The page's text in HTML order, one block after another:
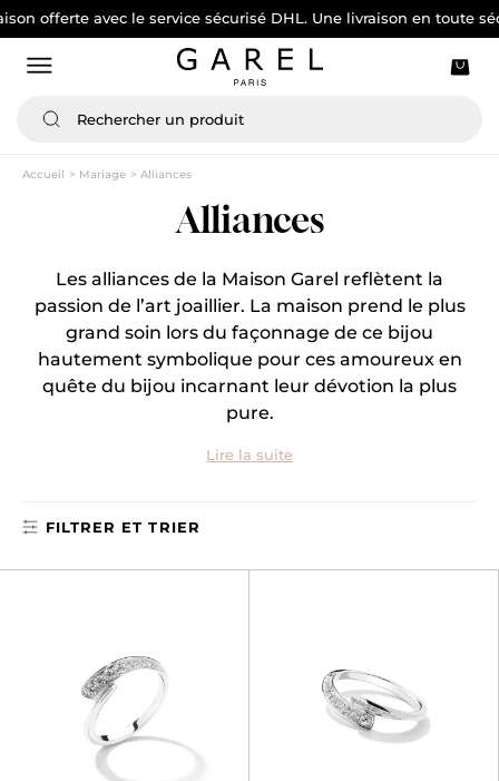
offerte avec le service sécurisé DHL. Une livraison en toute
Accueil Mariage Alliances
Alliances
Les alliances de la Maison Garel reflètent la
passion de l’art joaillier. La maison prend le plus
grand soin lors du façonnage de ce bijou
hautement symbolique pour ces amoureux en
quête du bijou incarnant leur dévotion la plus
pure.
Lire la suite
FILTRER ET TRIER